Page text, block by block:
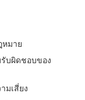
หมาย
บผิดชอบของ
มเสี่ยง